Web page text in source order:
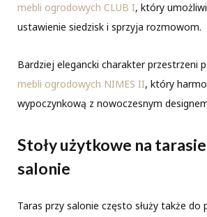
mebli ogrodowych CLUB I, który
ustawienie siedzisk i sprzyja rozmowom.
Bardziej elegancki charakter przestrzeni
mebli ogrodowych NIMES II, który
wypoczynkową z nowoczesnym
Stoły użytkowe na
salonie
Taras przy salonie często służy także do